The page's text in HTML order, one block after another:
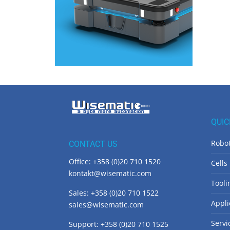
CONTACT US
Office: +358 (0)20 710 1520
kontakt@wisematic.com
Sales: +358 (0)20 710 1522
sales@wisematic.com
Support: +358 (0)20 710 1525
Cells